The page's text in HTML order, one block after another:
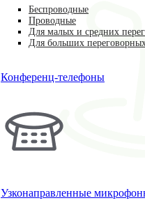
Беспроводные
Проводные
Для малых и средних
Для больших
Конференц-телефоны
Узконаправленные